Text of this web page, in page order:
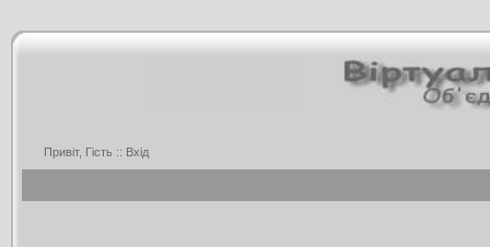
Привіт, Гість :: Вхід